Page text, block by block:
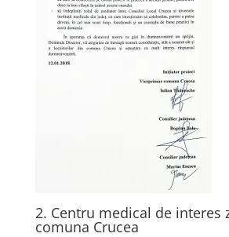
2. Centru medical de interes
comuna Crucea